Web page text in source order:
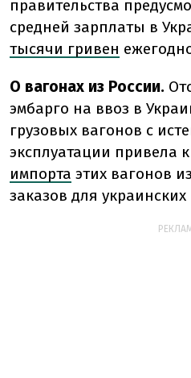
правительства
средней зарплаты в
тысячи гривен
О вагонах из России.
эмбарго на ввоз в
грузовых вагонов с
эксплуатации привела к
импорта этих вагонов
заказов для